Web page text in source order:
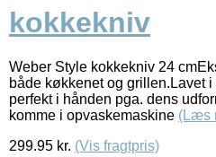
kokkekniv
Weber Style kokkekniv 24
både køkkenet og grillen.Lavet
perfekt i hånden pga. dens
komme i opvaskemaskine (Læs
299.95 kr. (Vis fragtpris)